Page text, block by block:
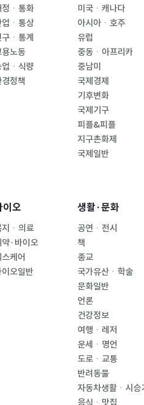
정ㆍ통화
업ㆍ통상
구ㆍ통계
용노동
업ㆍ식량
정책
미국ㆍ캐나다
아시아ㆍ호주
유럽
중동ㆍ아프리카
중남미
국제경제
기후변화
국제기구
피플&피플
지구촌화제
국제일반
이오
지ㆍ의료
약·바이오
케어
이오일반
생활·문화
공연ㆍ전시
책
종교
국가유산ㆍ학술
문화일반
언론
건강정보
여행ㆍ레저
운세ㆍ명언
도로ㆍ교통
반려동물
자동차생활ㆍ시승
음식ㆍ맛집